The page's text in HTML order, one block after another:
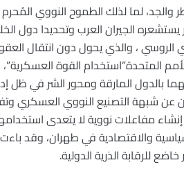
لما لذلك الطموح النووي
الجيران العرب وتحديدا دول
، والذي يحول دون انتقال
المتحدة”استخدام القوة
بالدول المارقة ومحور الشر في
عن شبهة التصنيع النووي العسكري
مفاعلات نووية لا يتعدى
والاقتصادية في طهران، وقد
للرقابة الذرية الدولية.